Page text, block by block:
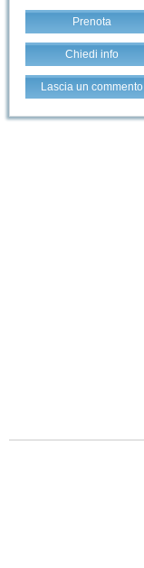
Prenota
Chiedi info
Lascia un commento